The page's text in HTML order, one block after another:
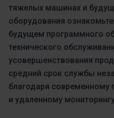
тяжелых машинах и
оборудования
будущем программного
технического
усовершенствования
средний срок службы
благодаря современному
и удаленному